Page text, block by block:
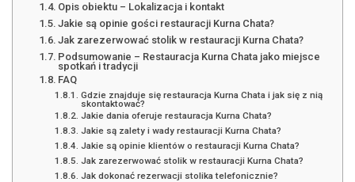
Opis obiektu – Lokalizacja i kontakt
Jakie są opinie gości restauracji Kurna Chata?
Jak zarezerwować stolik w restauracji Kurna Chata?
Podsumowanie – Restauracja Kurna Chata jako miejsce
spotkań i tradycji
FAQ
Gdzie znajduje się restauracja Kurna Chata i jak się z nią
skontaktować?
Jakie dania oferuje restauracja Kurna Chata?
Jakie są zalety i wady restauracji Kurna Chata?
Jakie są opinie klientów o restauracji Kurna Chata?
Jak zarezerwować stolik w restauracji Kurna Chata?
Jak dokonać rezerwacji stolika telefonicznie?